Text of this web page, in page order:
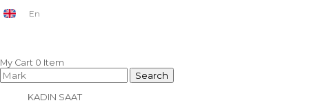
En
My Cart 0 Item
KADIN SAAT